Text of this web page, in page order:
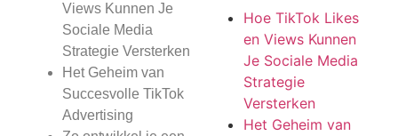
Views Kunnen Je
Sociale Media
Strategie Versterken
Het Geheim van
Succesvolle TikTok
Advertising
Hoe TikTok Likes
en Views Kunnen
Je Sociale Media
Strategie
Versterken
Het Geheim van